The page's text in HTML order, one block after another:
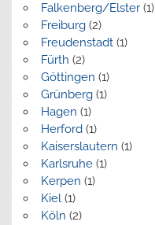
Falkenberg/Elster(1)
Freiburg(2)
Freudenstadt(1)
Fürth (2)
Göttingen (1)
Grünberg(1)
Hagen (1)
Herford(1)
Kaiserslautern (1)
Karlsruhe(1)
Kerpen (1)
Kiel(1)
Köln (2)